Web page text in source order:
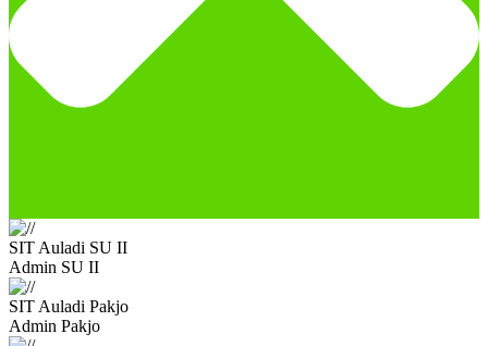
SIT Auladi SU II
Admin SU II
SIT Auladi Pakjo
Admin Pakjo